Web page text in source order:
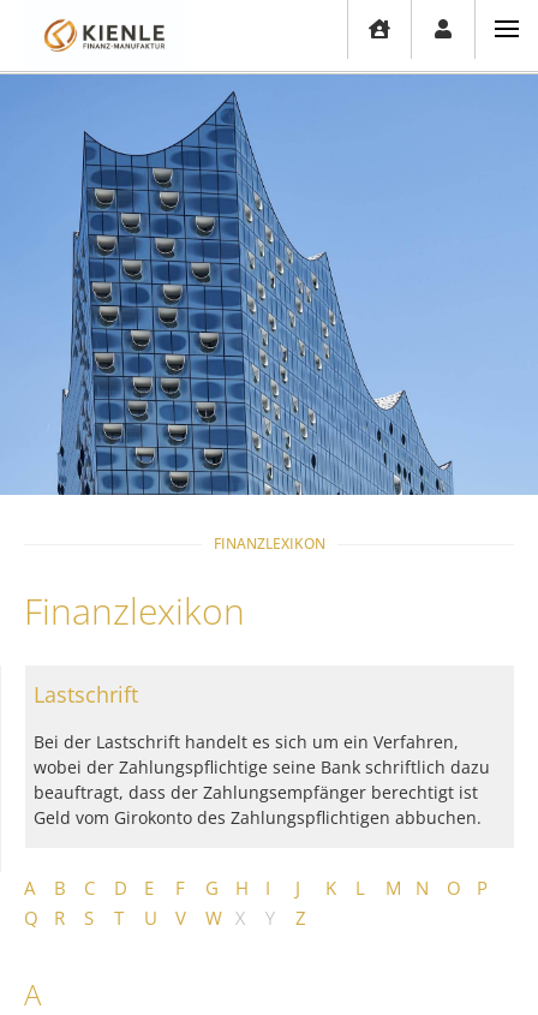
FINANZLEXIKON
Finanzlexikon
A B C D E F G H I J K L M N O
P
Q
R S T U V W X Y Z
A
Lastschrift
Bei der Lastschrift handelt es sich um ein Verfahren,
wobei der Zahlungspflichtige seine Bank schriftlich dazu
beauftragt, dass der Zahlungsempfänger berechtigt ist
Geld vom Girokonto des Zahlungspflichtigen abbuchen.